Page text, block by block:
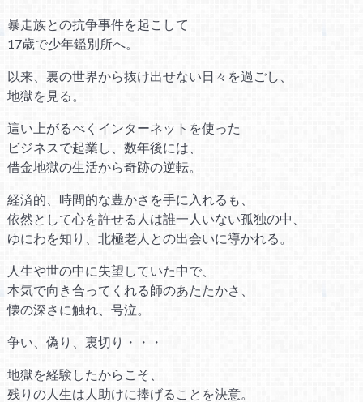
暴走族との抗争事件を起こして
17歳で少年鑑別所へ。
以来、裏の世界から抜け出せない日々を過ごし、
地獄を見る。
這い上がるべくインターネットを使った
ビジネスで起業し、数年後には、
借金地獄の生活から奇跡の逆転。
経済的、時間的な豊かさを手に入れるも、
依然として心を許せる人は誰一人いない孤独の中、
ゆにわを知り、北極老人との出会いに導かれる。
人生や世の中に失望していた中で、
本気で向き合ってくれる師のあたたかさ、
懐の深さに触れ、号泣。
争い、偽り、裏切り・・・
地獄を経験したからこそ、
残りの人生は人助けに捧げることを決意。